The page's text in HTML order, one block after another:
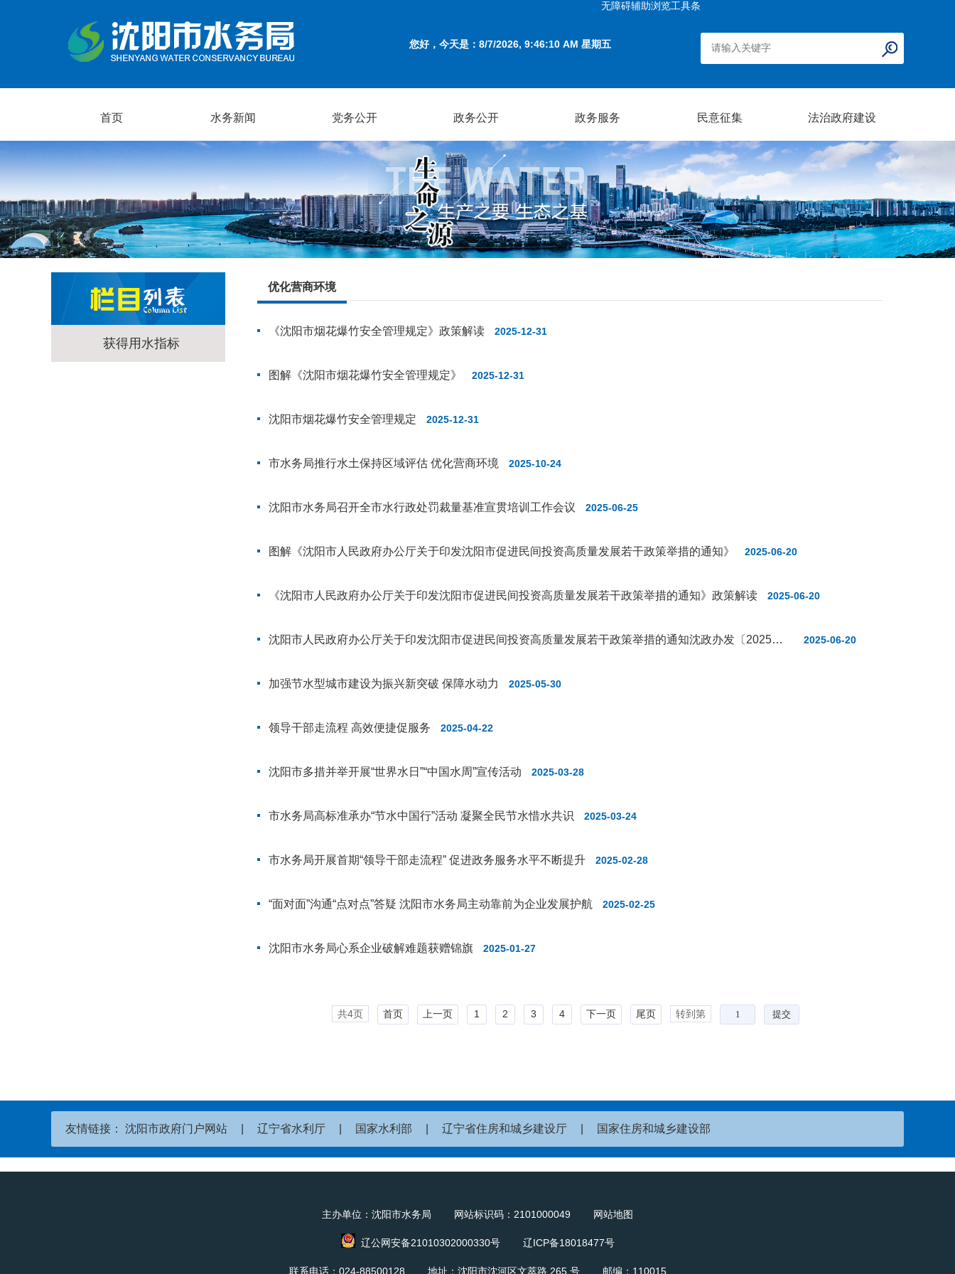
无障碍辅助浏览工具条
您好，今天是： 8/7/2026, 9:46:10 AM 星期五
首页 水务新闻 党务公开 政务公开 政务服务 民意征集 法治政府建设
获得用水指标
优化营商环境
《沈阳市烟花爆竹安全管理规定》政策解读 2025-12-31
图解《沈阳市烟花爆竹安全管理规定》 2025-12-31
沈阳市烟花爆竹安全管理规定 2025-12-31
市水务局推行水土保持区域评估 优化营商环境 2025-10-24
沈阳市水务局召开全市水行政处罚裁量基准宣贯培训工作会议 2025-06-25
图解《沈阳市人民政府办公厅关于印发沈阳市促进民间投资高质量发展若干政策举措的通知》 2025-06-20
《沈阳市人民政府办公厅关于印发沈阳市促进民间投资高质量发展若干政策举措的通知》政策解读 2025-06-20
沈阳市人民政府办公厅关于印发沈阳市促进民间投资高质量发展若干政策举措的通知沈政办发〔2025〕1号 2025-06-20
加强节水型城市建设为振兴新突破 保障水动力 2025-05-30
领导干部走流程 高效便捷促服务 2025-04-22
沈阳市多措并举开展“世界水日”“中国水周”宣传活动 2025-03-28
市水务局高标准承办“节水中国行”活动 凝聚全民节水惜水共识 2025-03-24
市水务局开展首期“领导干部走流程” 促进政务服务水平不断提升 2025-02-28
“面对面”沟通“点对点”答疑 沈阳市水务局主动靠前为企业发展护航 2025-02-25
沈阳市水务局心系企业破解难题获赠锦旗 2025-01-27
共4页 首页 上一页 1 2 3 4 下一页 尾页 转到第
友情链接： 沈阳市政府门户网站 辽宁省水利厅 国家水利部 辽宁省住房和城乡建设厅 国家住房和城乡建设部
主办单位：沈阳市水务局 网站标识码：2101000049 网站地图
辽公网安备21010302000330号 辽ICP备18018477号
联系电话：024-88500128 地址：沈阳市沈河区文萃路 265 号 邮编：110015